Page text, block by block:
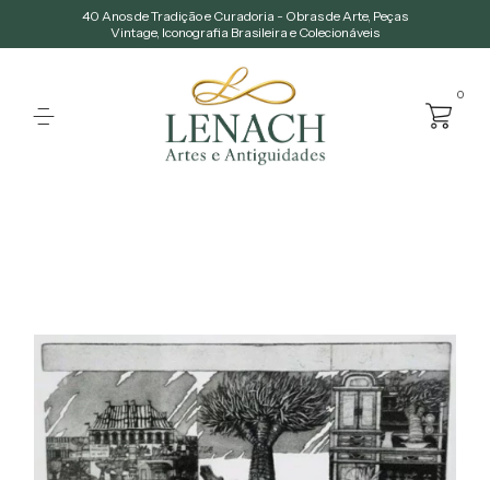
40 Anos de Tradição e Curadoria - Obras de Arte, Peças
Vintage, Iconografia Brasileira e Colecionáveis
0